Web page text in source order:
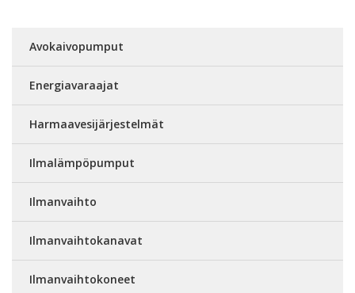
Avokaivopumput
Energiavaraajat
Harmaavesijärjestelmät
Ilmalämpöpumput
Ilmanvaihto
Ilmanvaihtokanavat
Ilmanvaihtokoneet